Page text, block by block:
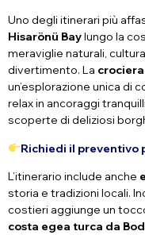
Uno degli itinerari più
Hisarönü Baylungo la
meraviglie naturali,
divertimento. La
un’esplorazione unica di
relax in ancoraggi
scoperte di deliziosi
Richiedi il preventivo
L’itinerario include anche
storia e tradizioni locali.
costieri aggiunge un
costa egea turca da